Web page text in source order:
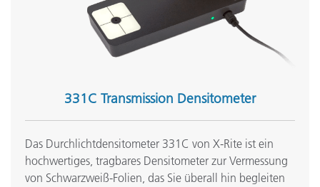
331C Transmission Densitometer
Das Durchlichtdensitometer 331C von X-Rite ist ein
hochwertiges, tragbares Densitometer zur Vermessung
von Schwarzweiß-Folien, das Sie überall hin begleiten